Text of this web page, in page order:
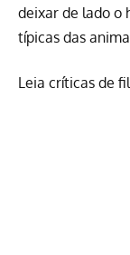
deixar de lado o
típicas das
Leia críticas de